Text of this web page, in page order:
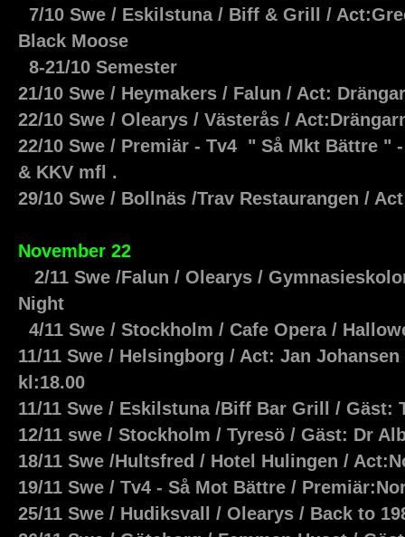
7/10 Swe / Eskilstuna / Biff & Grill /
Black Moose
8-21/10 Semester
21/10 Swe / Heymakers / Falun / Act:
22/10 Swe / Olearys / Västerås /
22/10 Swe / Premiär - Tv4 " Så Mkt Bättre "
& KKV mfl .
29/10 Swe / Bollnäs /Trav Restaurangen /
November 22
2/11 Swe /Falun / Olearys /
Night
4/11 Swe / Stockholm / Cafe Opera /
11/11 Swe / Helsingborg / Act: Jan
kl:18.00
11/11 Swe / Eskilstuna/Biff Bar Grill / Gäst:
12/11 swe / Stockholm / Tyresö / Gäst: Dr
18/11 Swe /Hultsfred / Hotel Hulingen /
19/11 Swe / Tv4 - Så Mot Bättre /
25/11 Swe / Hudiksvall / Olearys / Back to